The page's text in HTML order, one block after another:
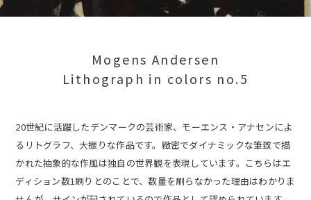
Mogens Andersen
Lithograph in colors no.5
20世紀に活躍したデンマークの芸術家、モーエンス・アナセンによ
るリトグラフ、大振りな作品です。緻密でダイナミックな筆致で描
かれた抽象的な作風は独自の世界観を表現しています。こちらはエ
ディション数1刷りとのことで、数量を刷らなかった理由はわかりま